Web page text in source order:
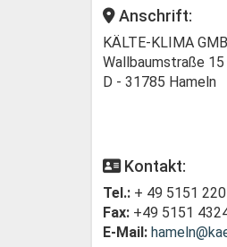
Anschrift:
KÄLTE-KLIMA
Wallbaumstraße 15
D - 31785 Hameln
Kontakt:
Tel.: + 49 5151
Fax: +49 5151
E-Mail: